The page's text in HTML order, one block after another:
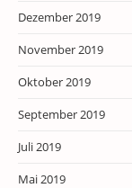
Dezember 2019
November 2019
Oktober 2019
September 2019
Juli 2019
Mai 2019